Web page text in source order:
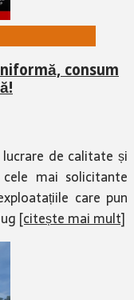
consum
de calitate și
mai solicitante
care pun
[citește mai mult]